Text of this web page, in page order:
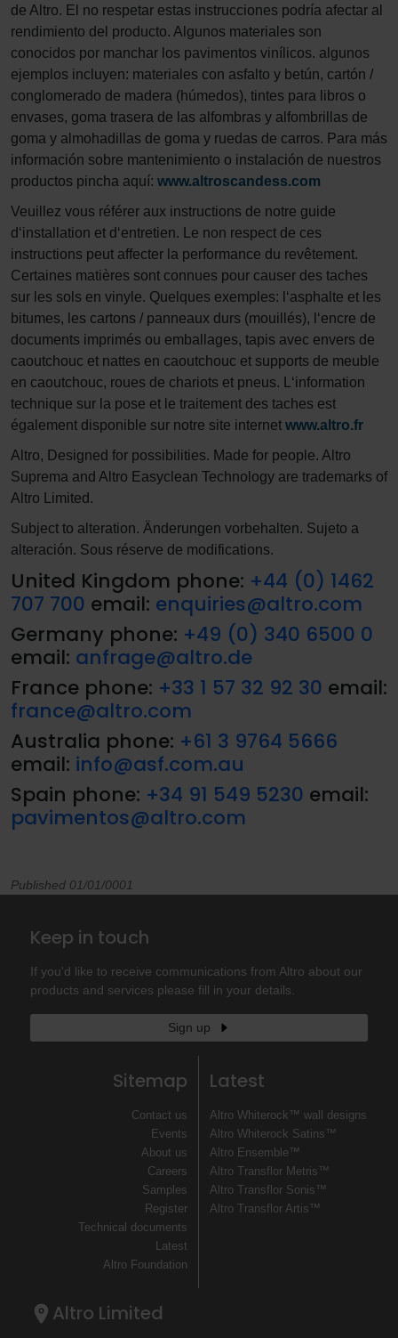
de Altro. El no respetar estas instrucciones podría afectar al
rendimiento del producto. Algunos materiales son
conocidos por manchar los pavimentos vinílicos. algunos
ejemplos incluyen: materiales con asfalto y betún, cartón /
conglomerado de madera (húmedos), tintes para libros o
envases, goma trasera de las alfombras y alfombrillas de
goma y almohadillas de goma y ruedas de carros. Para más
información sobre mantenimiento o instalación de nuestros
productos pincha aquí: www.altroscandess.com
Veuillez vous référer aux instructions de notre guide
d‘installation et d‘entretien. Le non respect de ces
instructions peut affecter la performance du revêtement.
Certaines matières sont connues pour causer des taches
sur les sols en vinyle. Quelques exemples: l‘asphalte et les
bitumes, les cartons / panneaux durs (mouillés), l‘encre de
documents imprimés ou emballages, tapis avec envers de
caoutchouc et nattes en caoutchouc et supports de meuble
en caoutchouc, roues de chariots et pneus. L‘information
technique sur la pose et le traitement des taches est
également disponible sur notre site internet www.altro.fr
Altro, Designed for possibilities. Made for people. Altro
Suprema and Altro Easyclean Technology are trademarks of
Altro Limited.
Subject to alteration. Änderungen vorbehalten. Sujeto a
alteración. Sous réserve de modifications.
United Kingdom phone: +44 (0) 1462
707 700 email: enquiries@altro.com
Germany phone: +49 (0) 340 6500 0
email: anfrage@altro.de
France phone: +33 1 57 32 92 30 email:
france@altro.com
Australia phone: +61 3 9764 5666
email: info@asf.com.au
Spain phone: +34 91 549 5230 email:
pavimentos@altro.com
Published 01/01/0001
Keep in touch
If you'd like to receive communications from Altro about our
products and services please fill in your details.
Sign up
Sitemap
Contact us
Events
About us
Careers
Samples
Register
Technical documents
Latest
Altro Foundation
Latest
Altro Whiterock™ wall designs
Altro Whiterock Satins™
Altro Ensemble™
Altro Transflor Metris™
Altro Transflor Sonis™
Altro Transflor Artis™
Altro Limited